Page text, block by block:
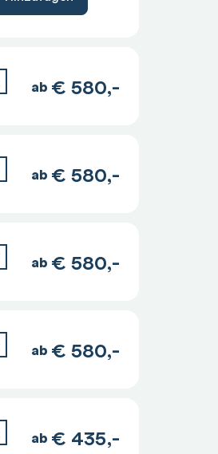
ab € 580,-
ab € 580,-
ab € 580,-
ab € 580,-
ab € 435,-